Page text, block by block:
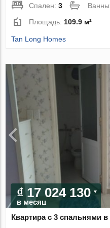
Спален:3
Площадь: 109.9 м²
Tan Long Homes
₫ 17 024 130
в месяц
Квартира с 3 спальнями